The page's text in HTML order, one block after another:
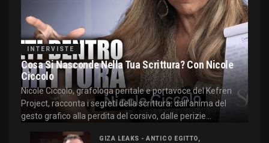
INTERVISTE
Cosa Si Nasconde Nella Tua Scrittura? Con Nicole
Ciccolo
Nicole Ciccolo, grafologa peritale e portavoce del Kefren
Project, racconta i segreti della scrittura: dall'anima del
gesto grafico alla perdita del corsivo, dalle perizie...
GIZA LEAKS - ANTICO EGITTO,